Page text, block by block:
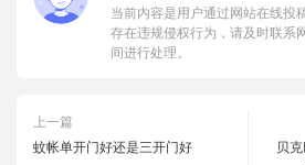
当前内容是用户通过网站在线投
存在违规侵权行为，请及时联系
间进行处理。
上一篇
蚊帐单开门好还是三开门好
贝